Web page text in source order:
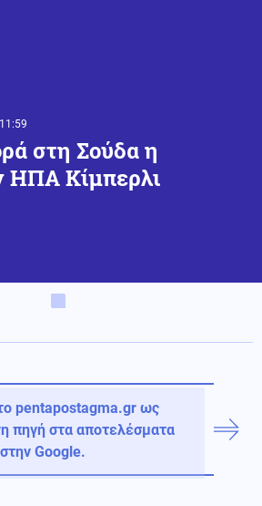
στη Σούδα η
Κίμπερλι
pentapostagma.gr ως
πηγή στα αποτελέσματα
Google.